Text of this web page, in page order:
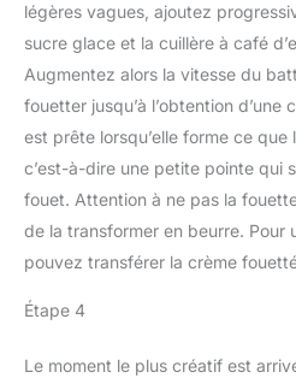
légères vagues, ajoutez
sucre glace et la cuillère à café
Augmentez alors la vitesse du
fouetter jusqu’à l’obtention
est prête lorsqu’elle forme ce que
c’est-à-dire une petite pointe qui
fouet. Attention à ne pas la
de la transformer en beurre. Pour
pouvez transférer la crème
Étape 4
Le moment le plus créatif est